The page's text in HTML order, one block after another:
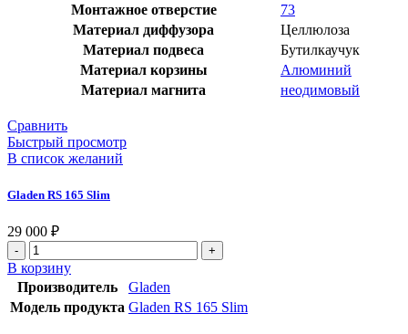
Монтажное отверстие
73
Материал диффузора
Целлюлоза
Материал подвеса
Бутилкаучук
Материал корзины
Алюминий
Материал магнита
неодимовый
Сравнить
Быстрый просмотр
В список желаний
Gladen RS 165 Slim
29 000 ₽
В корзину
Производитель
Gladen
Модель продукта Gladen RS 165 Slim